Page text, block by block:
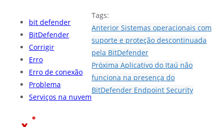
Tags:
bit defender
BitDefender
Corrigir
Erro
Erro de conexão
Problema
Serviços na nuvem
Anterior Sistemas operacionais com
suporte e proteção descontinuada
pela BitDefender
Próxima Aplicativo do Itaú não
funciona na presença do
BitDefender Endpoint Security